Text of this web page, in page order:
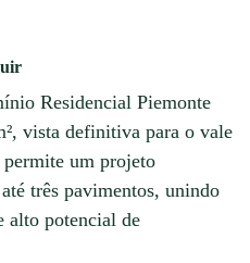
Residencial Piemonte
vista definitiva para o vale
um projeto
três pavimentos, unindo
alto potencial de